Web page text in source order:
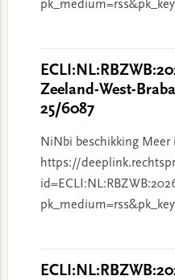
Zeeland-West-
25/6087
NiNbi beschikking
https://